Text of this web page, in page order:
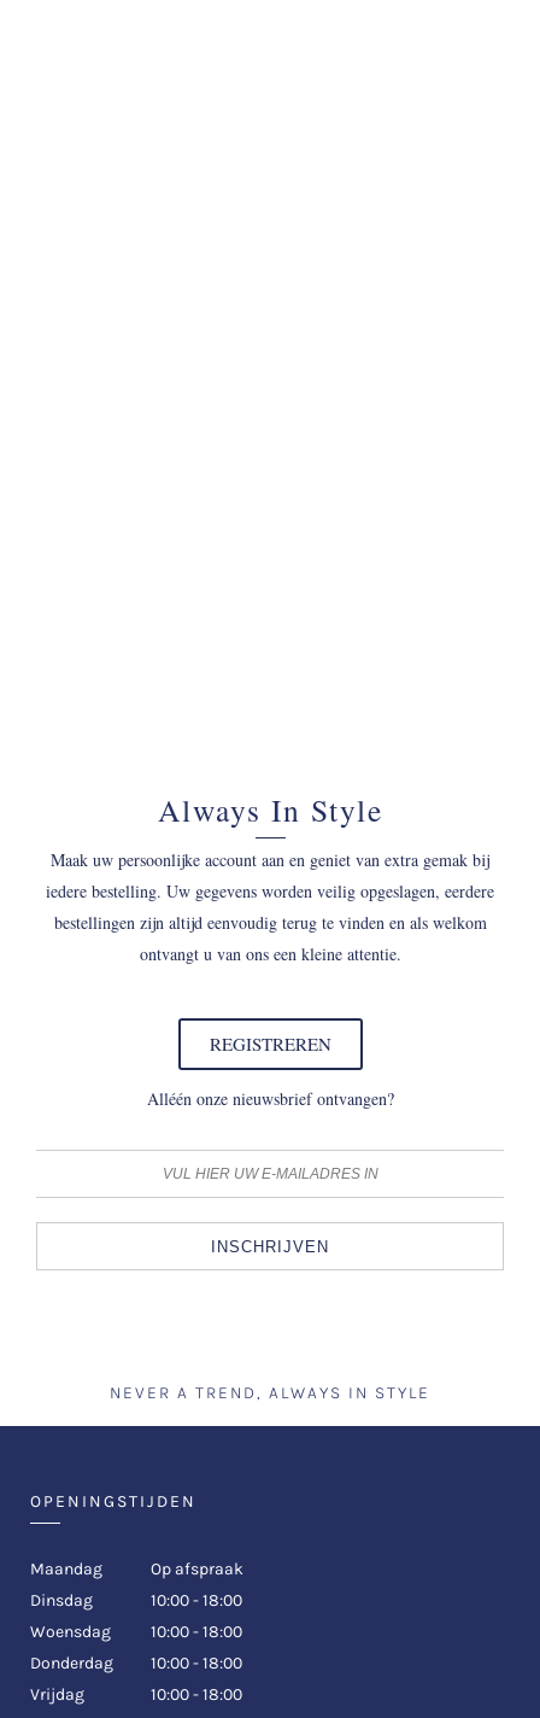
Always In Style
Maak uw persoonlijke account aan en geniet van extra gemak bij
iedere bestelling. Uw gegevens worden veilig opgeslagen, eerdere
bestellingen zijn altijd eenvoudig terug te vinden en als welkom
ontvangt u van ons een kleine attentie.
REGISTREREN
Alléén onze nieuwsbrief ontvangen?
INSCHRIJVEN
NEVER A TREND, ALWAYS IN STYLE
OPENINGSTIJDEN
Maandag
Op afspraak
Dinsdag
10:00 - 18:00
Woensdag
10:00 - 18:00
Donderdag
10:00 - 18:00
Vrijdag
10:00 - 18:00